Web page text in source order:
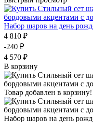
Набор шаров на день
4 810 ₽
-240 ₽
4 570 ₽
В корзину
Товар добавлен в корзину!
Набор шаров на день